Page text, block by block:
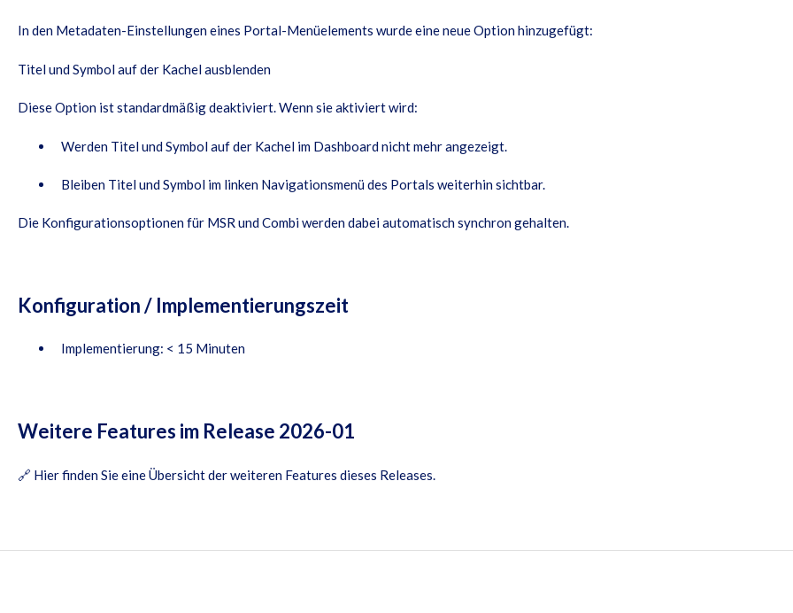
In den Metadaten-Einstellungen eines Portal-Menüelements wurde eine neue Option hinzugefügt:
Titel und Symbol auf der Kachel ausblenden
Diese Option ist standardmäßig deaktiviert. Wenn sie aktiviert wird:
Werden Titel und Symbol auf der Kachel im Dashboard nicht mehr angezeigt.
Bleiben Titel und Symbol im linken Navigationsmenü des Portals weiterhin sichtbar.
Die Konfigurationsoptionen für MSR und Combi werden dabei automatisch synchron gehalten.
Konfiguration / Implementierungszeit
Implementierung: < 15 Minuten
Weitere Features im Release 2026-01
🔗 Hier finden Sie eine Übersicht der weiteren Features dieses Releases.